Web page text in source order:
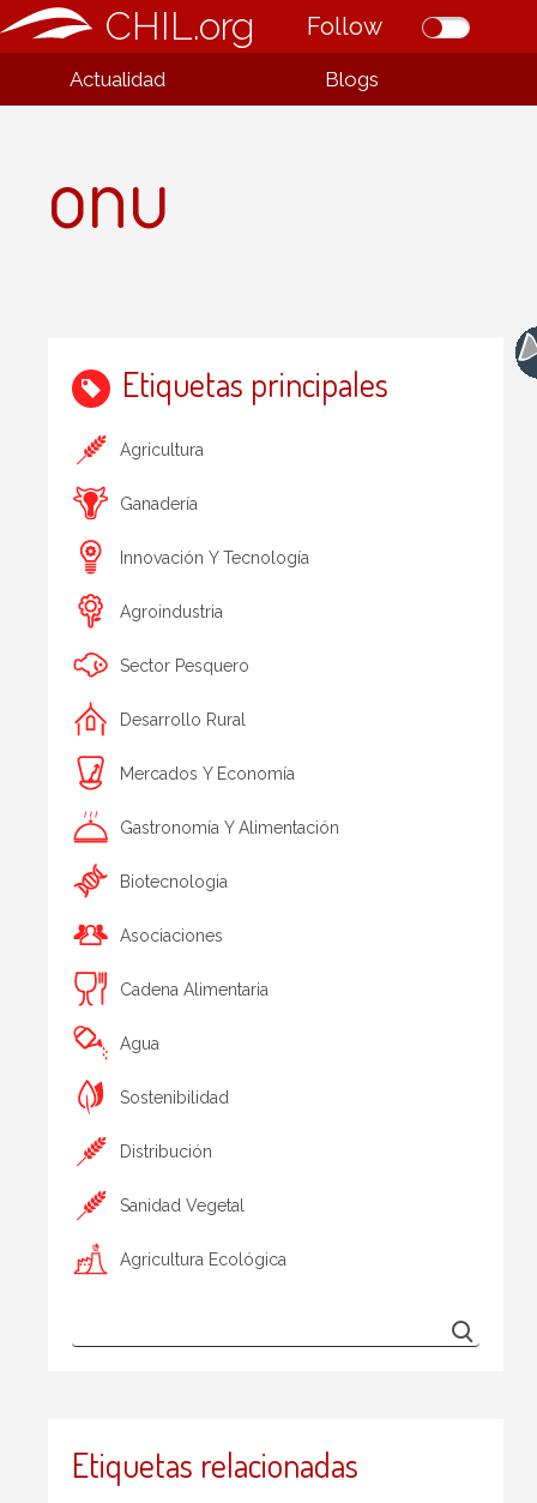
CHIL.org Follow
Actualidad Blogs
onu
Etiquetas principales
Agricultura
Ganadería
Innovación Y Tecnología
Agroindustria
Sector Pesquero
Desarrollo Rural
Mercados Y Economía
Gastronomía Y Alimentación
Biotecnologia
Asociaciones
Cadena Alimentaria
Agua
Sostenibilidad
Distribución
Sanidad Vegetal
Agricultura Ecológica
Etiquetas relacionadas